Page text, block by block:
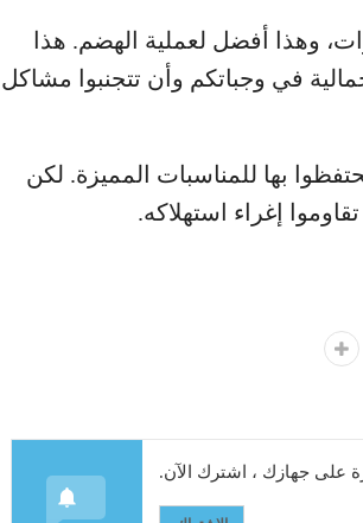
وهذا أفضل لعملية الهضم. هذا
في وجباتكم وأن تتجنبوا مشاكل
بها للمناسبات المميزة. لكن
إغراء استهلاكه.
على جهازك ، اشترك الآن.